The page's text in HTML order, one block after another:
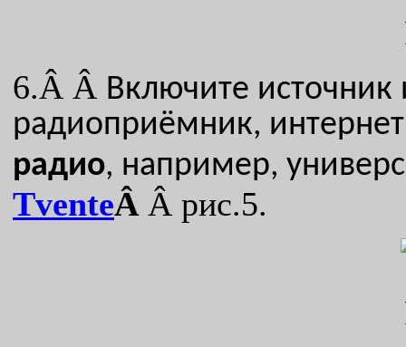
6.Â Â Включите
радиоприёмник,
радио, например,
TventeÂ Â рис.5.